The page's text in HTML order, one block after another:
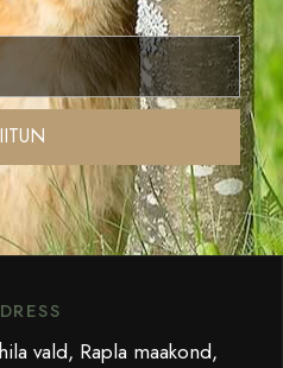
vald, Rapla maakond,